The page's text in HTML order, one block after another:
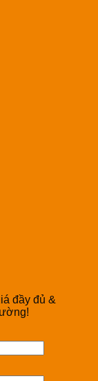
đầy đủ &